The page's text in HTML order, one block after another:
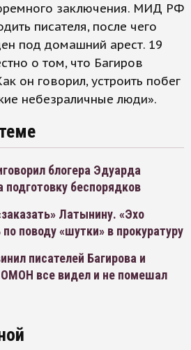
заключения. МИД РФ
писателя, после чего
под домашний арест. 19
о том, что Багиров
он говорил, устроить побег
небезраличные люди».
блогера Эдуарда
подготовку беспорядков
Латынину. «Эхо
поводу «шутки» в прокуратуру
писателей Багирова и
ОМОН все видел и не помешал